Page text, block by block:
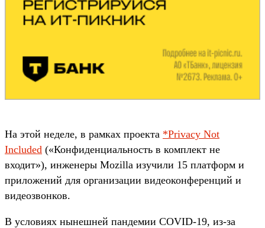
На этой неделе, в рамках проекта *Privacy Not
Included («Конфиденциальность в комплект не
входит»), инженеры Mozilla изучили 15 платформ и
приложений для организации видеоконференций и
видеозвонков.
В условиях нынешней пандемии COVID-19, из-за